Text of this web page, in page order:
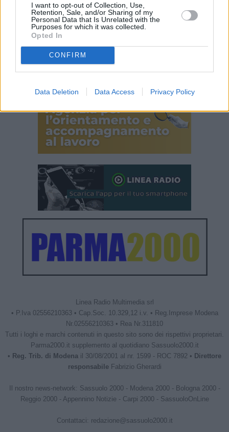
I want to opt-out of Collection, Use,
Retention, Sale, and/or Sharing of my
Personal Data that Is Unrelated with the
Purposes for which it was collected.
Opted In
CONFIRM
Data Deletion Data Access Privacy Policy
Linea Radio Multimedia srl
• P.Iva 02556210363 • Cap.Soc. 10.329,12 i.v. • Reg.Imprese Modena
Nr.02556210363 • Rea Nr.311810
Tutti i loghi e marchi contenuti in questo sito sono dei rispettivi proprietari.
Parma2000.it supplemento al quotidiano Sassuolo2000.it
• Reg. Trib. di Modena il 30/08/2001 al nr. 1599 - ROC 7892 • Direttore
responsabileFabrizio Gherardi
Il nostro news-network: Sassuolo 2000- Modena 2000- Bologna 2000-
Reggio 2000- Appennino Notizie - Carpi 2000- SassuoloOnLine
Contattaci: redazione@sassuolo2000.it